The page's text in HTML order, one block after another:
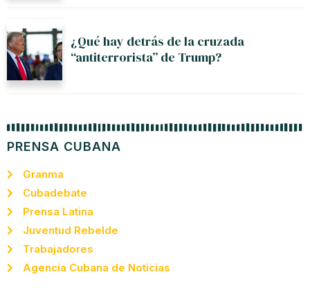
¿Qué hay detrás de la cruzada
“antiterrorista” de Trump?
PRENSA CUBANA
Granma
Cubadebate
Prensa Latina
Juventud Rebelde
Trabajadores
Agencia Cubana de Noticias